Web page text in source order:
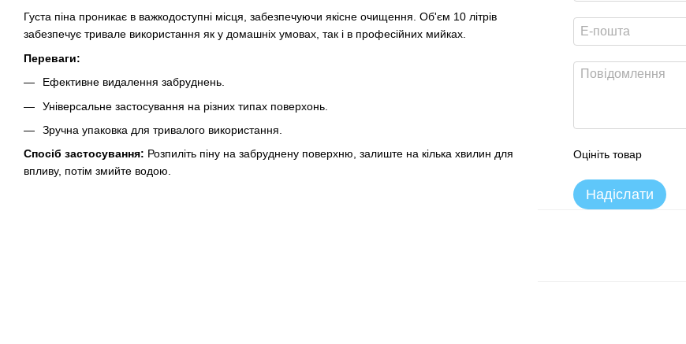
Густа піна проникає в важкодоступні місця, забезпечуючи якісне очищення. Об'єм 10 літрів
забезпечує тривале використання як у домашніх умовах, так і в професійних мийках.
Переваги:
Ефективне видалення забруднень.
Універсальне застосування на різних типах поверхонь.
Зручна упаковка для тривалого використання.
Спосіб застосування: Розпиліть піну на забруднену поверхню, залиште на кілька хвилин для
впливу, потім змийте водою.
Оцініть товар
Надіслати